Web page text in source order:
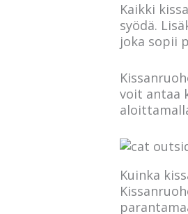
Kaikki
syödä.
joka sopii
voit antaa
Kuinka